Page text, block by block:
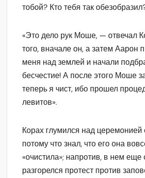
тобой? Кто тебя так
«Это дело рук Моше, — отвечал
того, вначале он, а затем Аарон
меня над землей и начали
бесчестие! А после этого Моше
теперь я чист, ибо прошел
левитов».
Корах глумился над
потому что знал, что его она
«очистила»; напротив, в нем еще
разгорелся протест против